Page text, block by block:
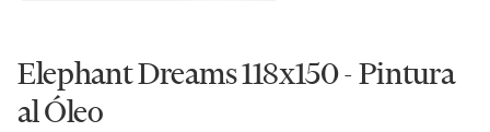
Elephant Dreams 118x150 - Pintura
al Óleo